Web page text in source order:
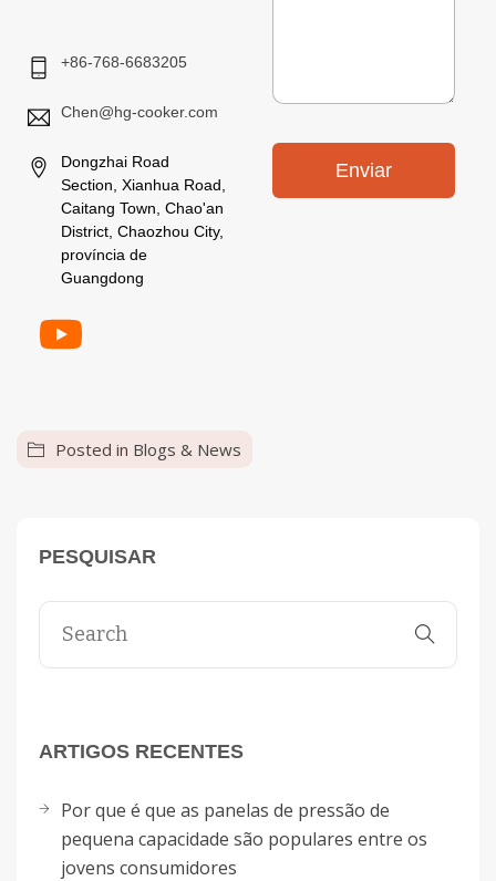
+86-768-6683205
Chen@hg-cooker.com
Dongzhai Road
Section, Xianhua Road,
Caitang Town, Chao'an
District, Chaozhou City,
província de
Guangdong
c
Enviar
Posted in Blogs & News
PESQUISAR
ARTIGOS RECENTES
Por que é que as panelas de pressão de
pequena capacidade são populares entre os
jovens consumidores